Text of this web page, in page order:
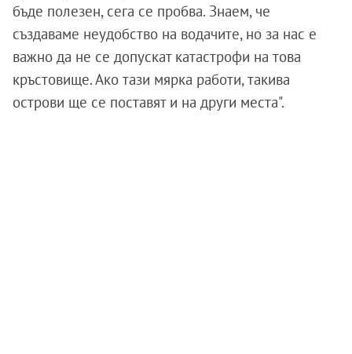
бъде полезен, сега се пробва. Знаем, че
създаваме неудобство на водачите, но за нас е
важно да не се допускат катастрофи на това
кръстовище. Ако тази мярка работи, такива
острови ще се поставят и на други места".